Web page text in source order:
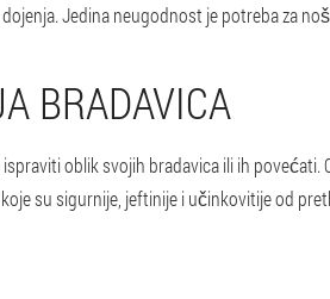
Jedina neugodnost je potreba za
BRADAVICA
oblik svojih bradavica ili ih
su sigurnije, jeftinije i učinkovitije od